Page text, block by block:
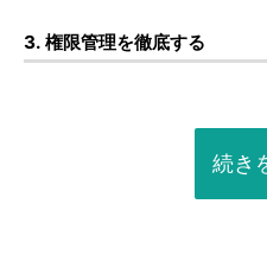
3. 権限管理を徹底する
続き